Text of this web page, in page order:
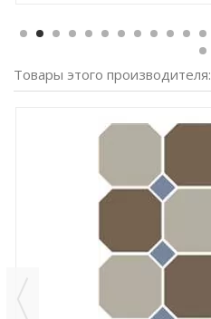
Товары этого производителя: